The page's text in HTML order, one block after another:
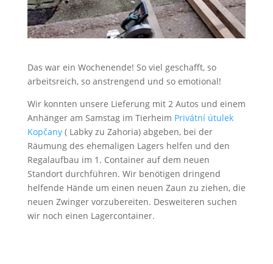
Das war ein Wochenende! So viel geschafft, so
arbeitsreich, so anstrengend und so emotional!
Wir konnten unsere Lieferung mit 2 Autos und einem
Anhänger am Samstag im Tierheim Privátní útulek
Kopčany( Labky zu Zahoria) abgeben, bei der
Räumung des ehemaligen Lagers helfen und den
Regalaufbau im 1. Container auf dem neuen
Standort durchführen. Wir benötigen dringend
helfende Hände um einen neuen Zaun zu ziehen, die
neuen Zwinger vorzubereiten. Desweiteren suchen
wir noch einen Lagercontainer.